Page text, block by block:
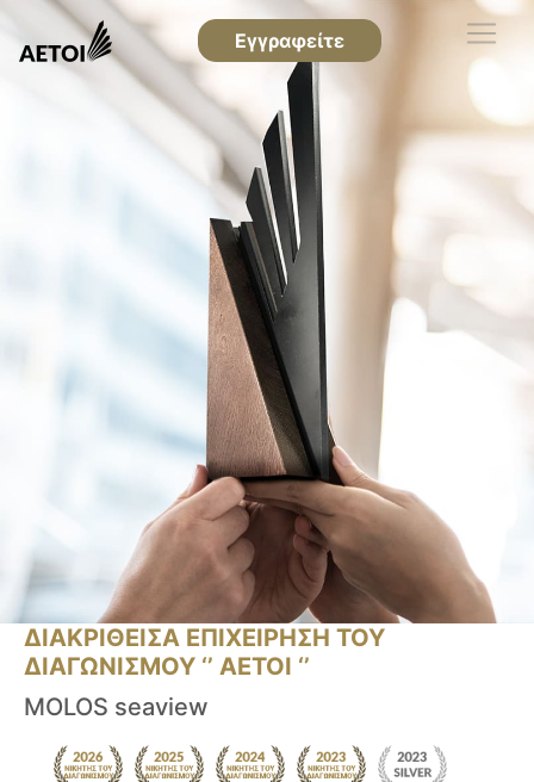
Εγγραφείτε
ΔΙΑΚΡΙΘΕΙΣΑ ΕΠΙΧΕΙΡΗΣΗ ΤΟΥ
ΔΙΑΓΩΝΙΣΜΟΥ ‘’ ΑΕΤΟΙ ‘’
MOLOS seaview